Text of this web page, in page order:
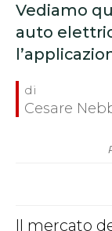
Vediamo
auto
Cesare
Il mercato